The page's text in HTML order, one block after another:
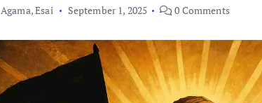
Agama,Esai September 1, 2025 0 Comments